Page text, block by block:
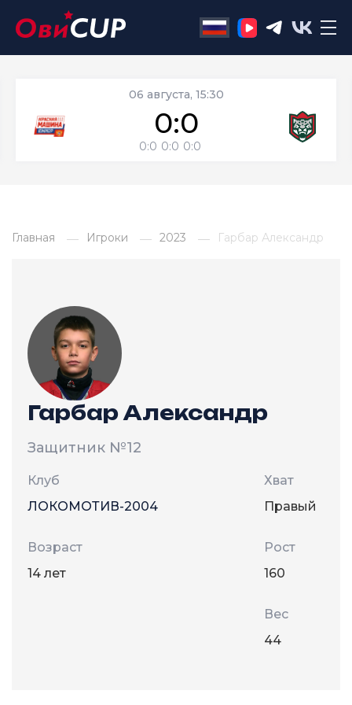
06 августа, 15:30
0:0
0:0 0:0 0:0
Главная Игроки 2023 Гарбар Александр
Гарбар Александр
Защитник №12
Клуб
ЛОКОМОТИВ-2004
Возраст
14 лет
Хват
Правый
Рост
160
Вес
44